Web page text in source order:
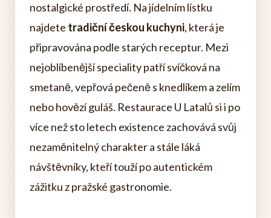
nostalgické prostředí. Na jídelním lístku
najdete tradiční českou kuchyni, která je
připravována podle starých receptur. Mezi
nejoblíbenější speciality patří svíčková na
smetaně, vepřová pečeně s knedlíkem a zelím
nebo hovězí guláš. Restaurace U Latalů si i po
více než sto letech existence zachovává svůj
nezaměnitelný charakter a stále láká
návštěvníky, kteří touží po autentickém
zážitku z pražské gastronomie.